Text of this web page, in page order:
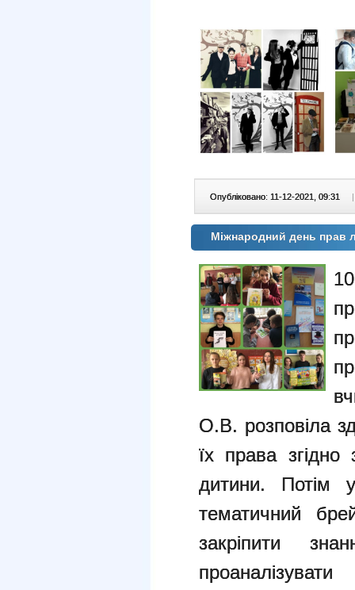
Опубліковано: 11-12-2021, 09:31 |
Міжнародний день
О.В. розповіла
їх права
дитини. Потім
тематичний
закріпити